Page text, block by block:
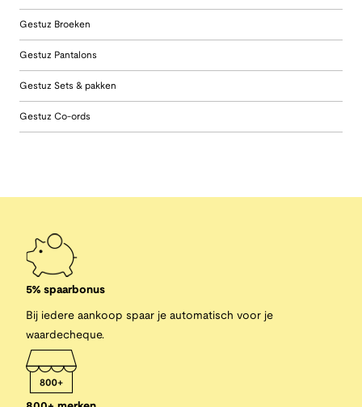
Gestuz Broeken
Gestuz Pantalons
Gestuz Sets & pakken
Gestuz Co-ords
5% spaarbonus
Bij iedere aankoop spaar je automatisch voor je
waardecheque.